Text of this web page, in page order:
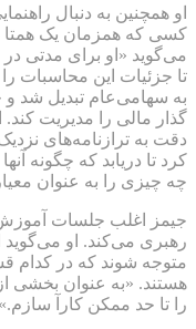
او همچنین به دنبال
کسی که همزمان یک
می‌گوید «او برای مدتی
به سهامی‌عام تبدیل شد
گذار مالی را مدیریت
کرد تا دریابد که چگونه
چه چیزی را به عنوان
جیمز اغلب جلسات
رهبری می‌کند. او می‌گوید
هستند. «به عنوان بخشی
را تا حد ممکن کارآ سازم.»